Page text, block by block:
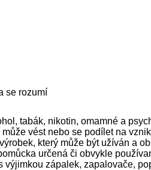
rozumí
tabák, nikotin, omamné a
vést nebo se podílet na
který může být užíván a
určená či obvykle
výjimkou zápalek, zapalovače,